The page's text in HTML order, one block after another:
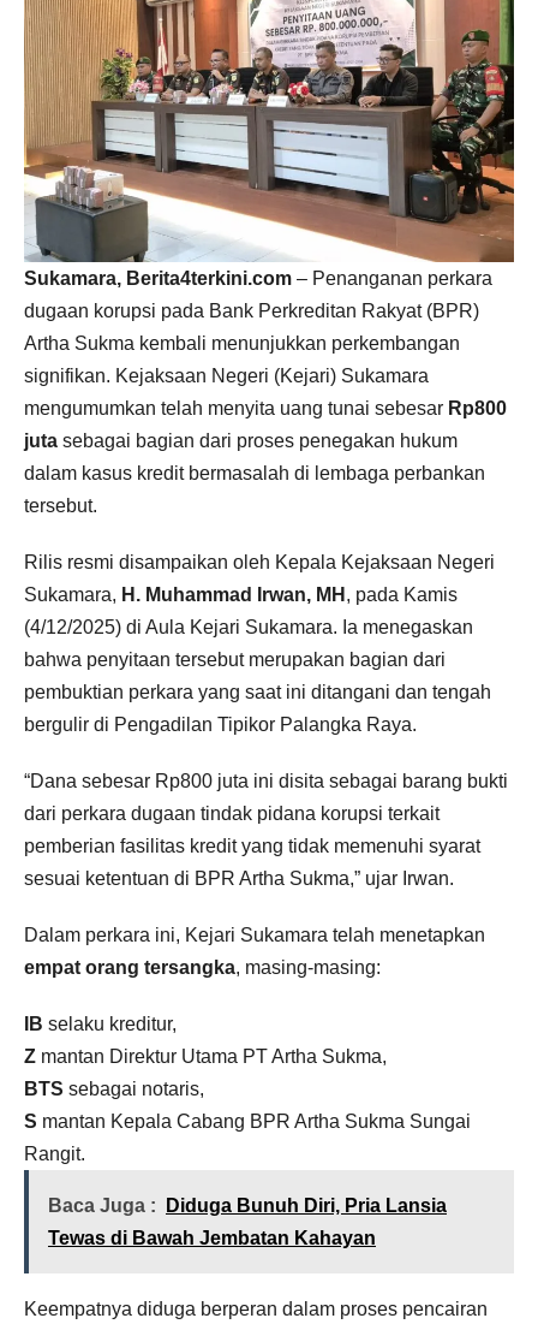
Sukamara, Berita4terkini.com – Penanganan perkara
dugaan korupsi pada Bank Perkreditan Rakyat (BPR)
Artha Sukma kembali menunjukkan perkembangan
signifikan. Kejaksaan Negeri (Kejari) Sukamara
mengumumkan telah menyita uang tunai sebesar Rp800
juta sebagai bagian dari proses penegakan hukum
dalam kasus kredit bermasalah di lembaga perbankan
tersebut.
Rilis resmi disampaikan oleh Kepala Kejaksaan Negeri
Sukamara, H. Muhammad Irwan, MH , pada Kamis
(4/12/2025) di Aula Kejari Sukamara. Ia menegaskan
bahwa penyitaan tersebut merupakan bagian dari
pembuktian perkara yang saat ini ditangani dan tengah
bergulir di Pengadilan Tipikor Palangka Raya.
“Dana sebesar Rp800 juta ini disita sebagai barang bukti
dari perkara dugaan tindak pidana korupsi terkait
pemberian fasilitas kredit yang tidak memenuhi syarat
sesuai ketentuan di BPR Artha Sukma,” ujar Irwan.
Dalam perkara ini, Kejari Sukamara telah menetapkan
empat orang tersangka, masing-masing:
IB selaku kreditur,
Z mantan Direktur Utama PT Artha Sukma,
BTS sebagai notaris,
S mantan Kepala Cabang BPR Artha Sukma Sungai
Rangit.
Baca Juga :
Diduga Bunuh Diri, Pria Lansia
Tewas di Bawah Jembatan Kahayan
Keempatnya diduga berperan dalam proses pencairan